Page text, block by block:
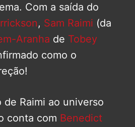
Com a saída do
, Sam Raimi (da
Aranha de Tobey
como o
Raimi ao universo
conta com Benedict